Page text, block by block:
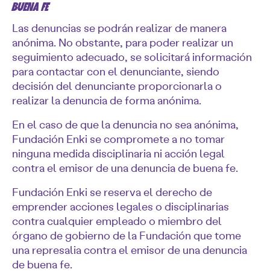
BUENA FE
Las denuncias se podrán realizar de manera
anónima. No obstante, para poder realizar un
seguimiento adecuado, se solicitará información
para contactar con el denunciante, siendo
decisión del denunciante proporcionarla o
realizar la denuncia de forma anónima.
En el caso de que la denuncia no sea anónima,
Fundación Enki se compromete a no tomar
ninguna medida disciplinaria ni acción legal
contra el emisor de una denuncia de buena fe.
Fundación Enki se reserva el derecho de
emprender acciones legales o disciplinarias
contra cualquier empleado o miembro del
órgano de gobierno de la Fundación que tome
una represalia contra el emisor de una denuncia
de buena fe.